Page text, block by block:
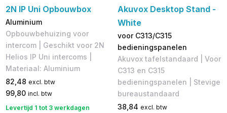
2N IP Uni Opbouwbox
Aluminium
Opbouwbehuizing voor
intercom | Geschikt voor ​2N
Helios IP Uni intercoms |
Materiaal: Aluminium
82,48 excl. btw
99,80 incl. btw
Levertijd 1 tot 3 werkdagen
Akuvox Desktop Stand -
White
voor C313/C315
bedieningspanelen
Akuvox tafelstandaard | Voor
C313 en C315
bedieningspanelen | Stevige
bureaustandaard
38,84 excl. btw